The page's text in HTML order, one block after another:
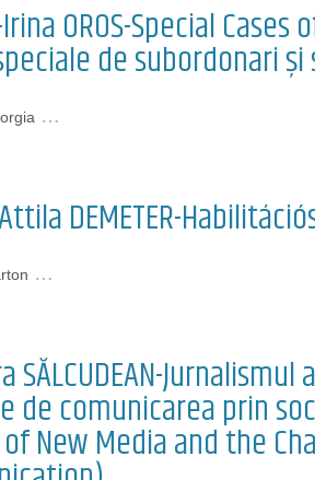
OROS-Special
de subordonari
…
DEMETER-
…
SĂLCUDEAN-
de comunicarea prin
New Media and the